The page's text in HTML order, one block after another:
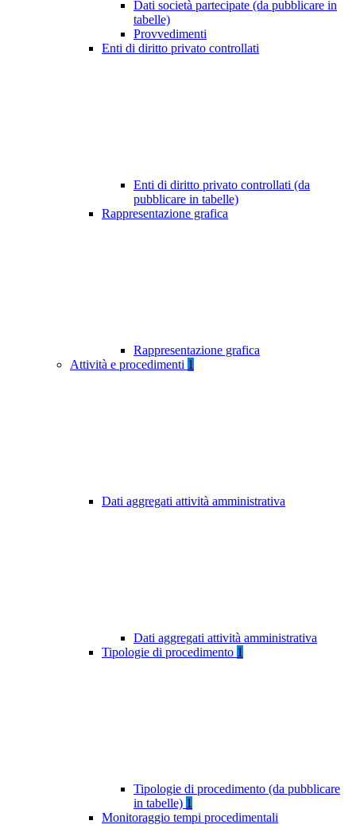
Dati società partecipate (da pubblicare in
tabelle)
Provvedimenti
Enti di diritto privato controllati
Enti di diritto privato controllati (da
pubblicare in tabelle)
Rappresentazione grafica
Rappresentazione grafica
Attività e procedimenti 1
Dati aggregati attività amministrativa
Dati aggregati attività amministrativa
Tipologie di procedimento 1
Tipologie di procedimento (da pubblicare
in tabelle) 1
Monitoraggio tempi procedimentali